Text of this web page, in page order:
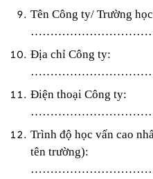
Tên Công ty/ Trường
Địa chỉ Công ty:
Điện thoại Công ty:
Trình độ học vấn cao
tên trường):